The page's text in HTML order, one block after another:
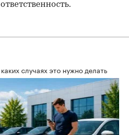
случаях это нужно делать